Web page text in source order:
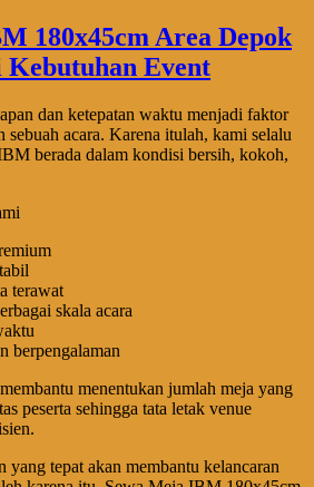
dan ketepatan waktu menjadi faktor
sebuah acara. Karena itulah, kami selalu
berada dalam kondisi bersih, kokoh,
terawat
skala acara
berpengalaman
menentukan jumlah meja yang
peserta sehingga tata letak venue
yang tepat akan membantu kelancaran